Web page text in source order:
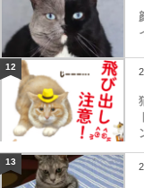
12
13